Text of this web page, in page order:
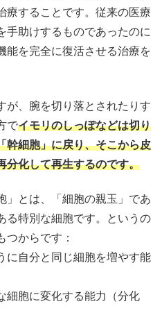
療することです。従来の医療
手助けするものであったのに
能を完全に復活させる治療を
が、腕を切り落とされたりす
でイモリのしっぽなどは切り
幹細胞」に戻り、そこから皮
分化して再生するのです。
」とは、「細胞の親玉」であ
る特別な細胞です。というの
つからです：
に自分と同じ細胞を増やす能
細胞に変化する能力（分化